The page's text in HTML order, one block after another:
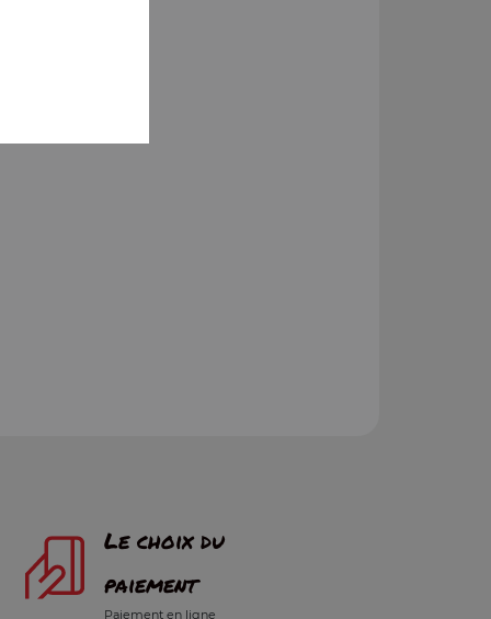
Le choix du
paiement
Paiement en ligne